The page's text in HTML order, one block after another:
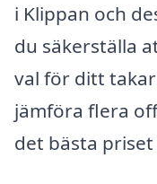
i Klippan och
du säkerställa
val för ditt
jämföra flera
det bästa